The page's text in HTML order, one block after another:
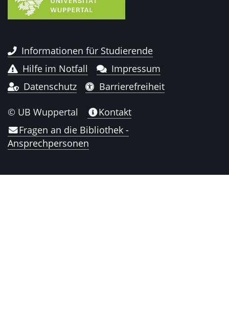
Informationen für Studierende
Hilfe im Notfall
Impressum
Datenschutz
Barrierefreiheit
© UB Wuppertal
Kontakt
Fragen an die Bibliothek -
Ansprechpersonen